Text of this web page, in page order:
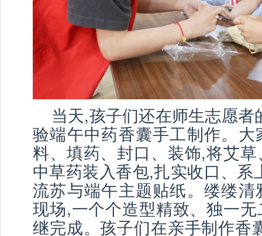
当天,孩子们还在师生志愿者
验端午中药香囊手工制作。
料、填药、封口、装饰,将艾
中草药装入香包,扎实收口、系
流苏与端午主题贴纸。缕缕
现场,一个个造型精致、独一
继完成。孩子们在亲手制作香